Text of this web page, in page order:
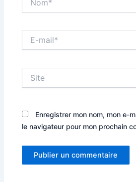
mail*
Enregistrer mon nom, mon e-
le navigateur pour mon prochain